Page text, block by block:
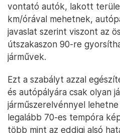
vontató autók, lakott
km/órával mehetnek,
javaslat szerint viszont az
útszakaszon 90-re
járművek.
Ezt a szabályt azzal
és autópályára csak olyan
járműszerelvénnyel
legalább 70-es tempóra
több mint az eddigi alsó